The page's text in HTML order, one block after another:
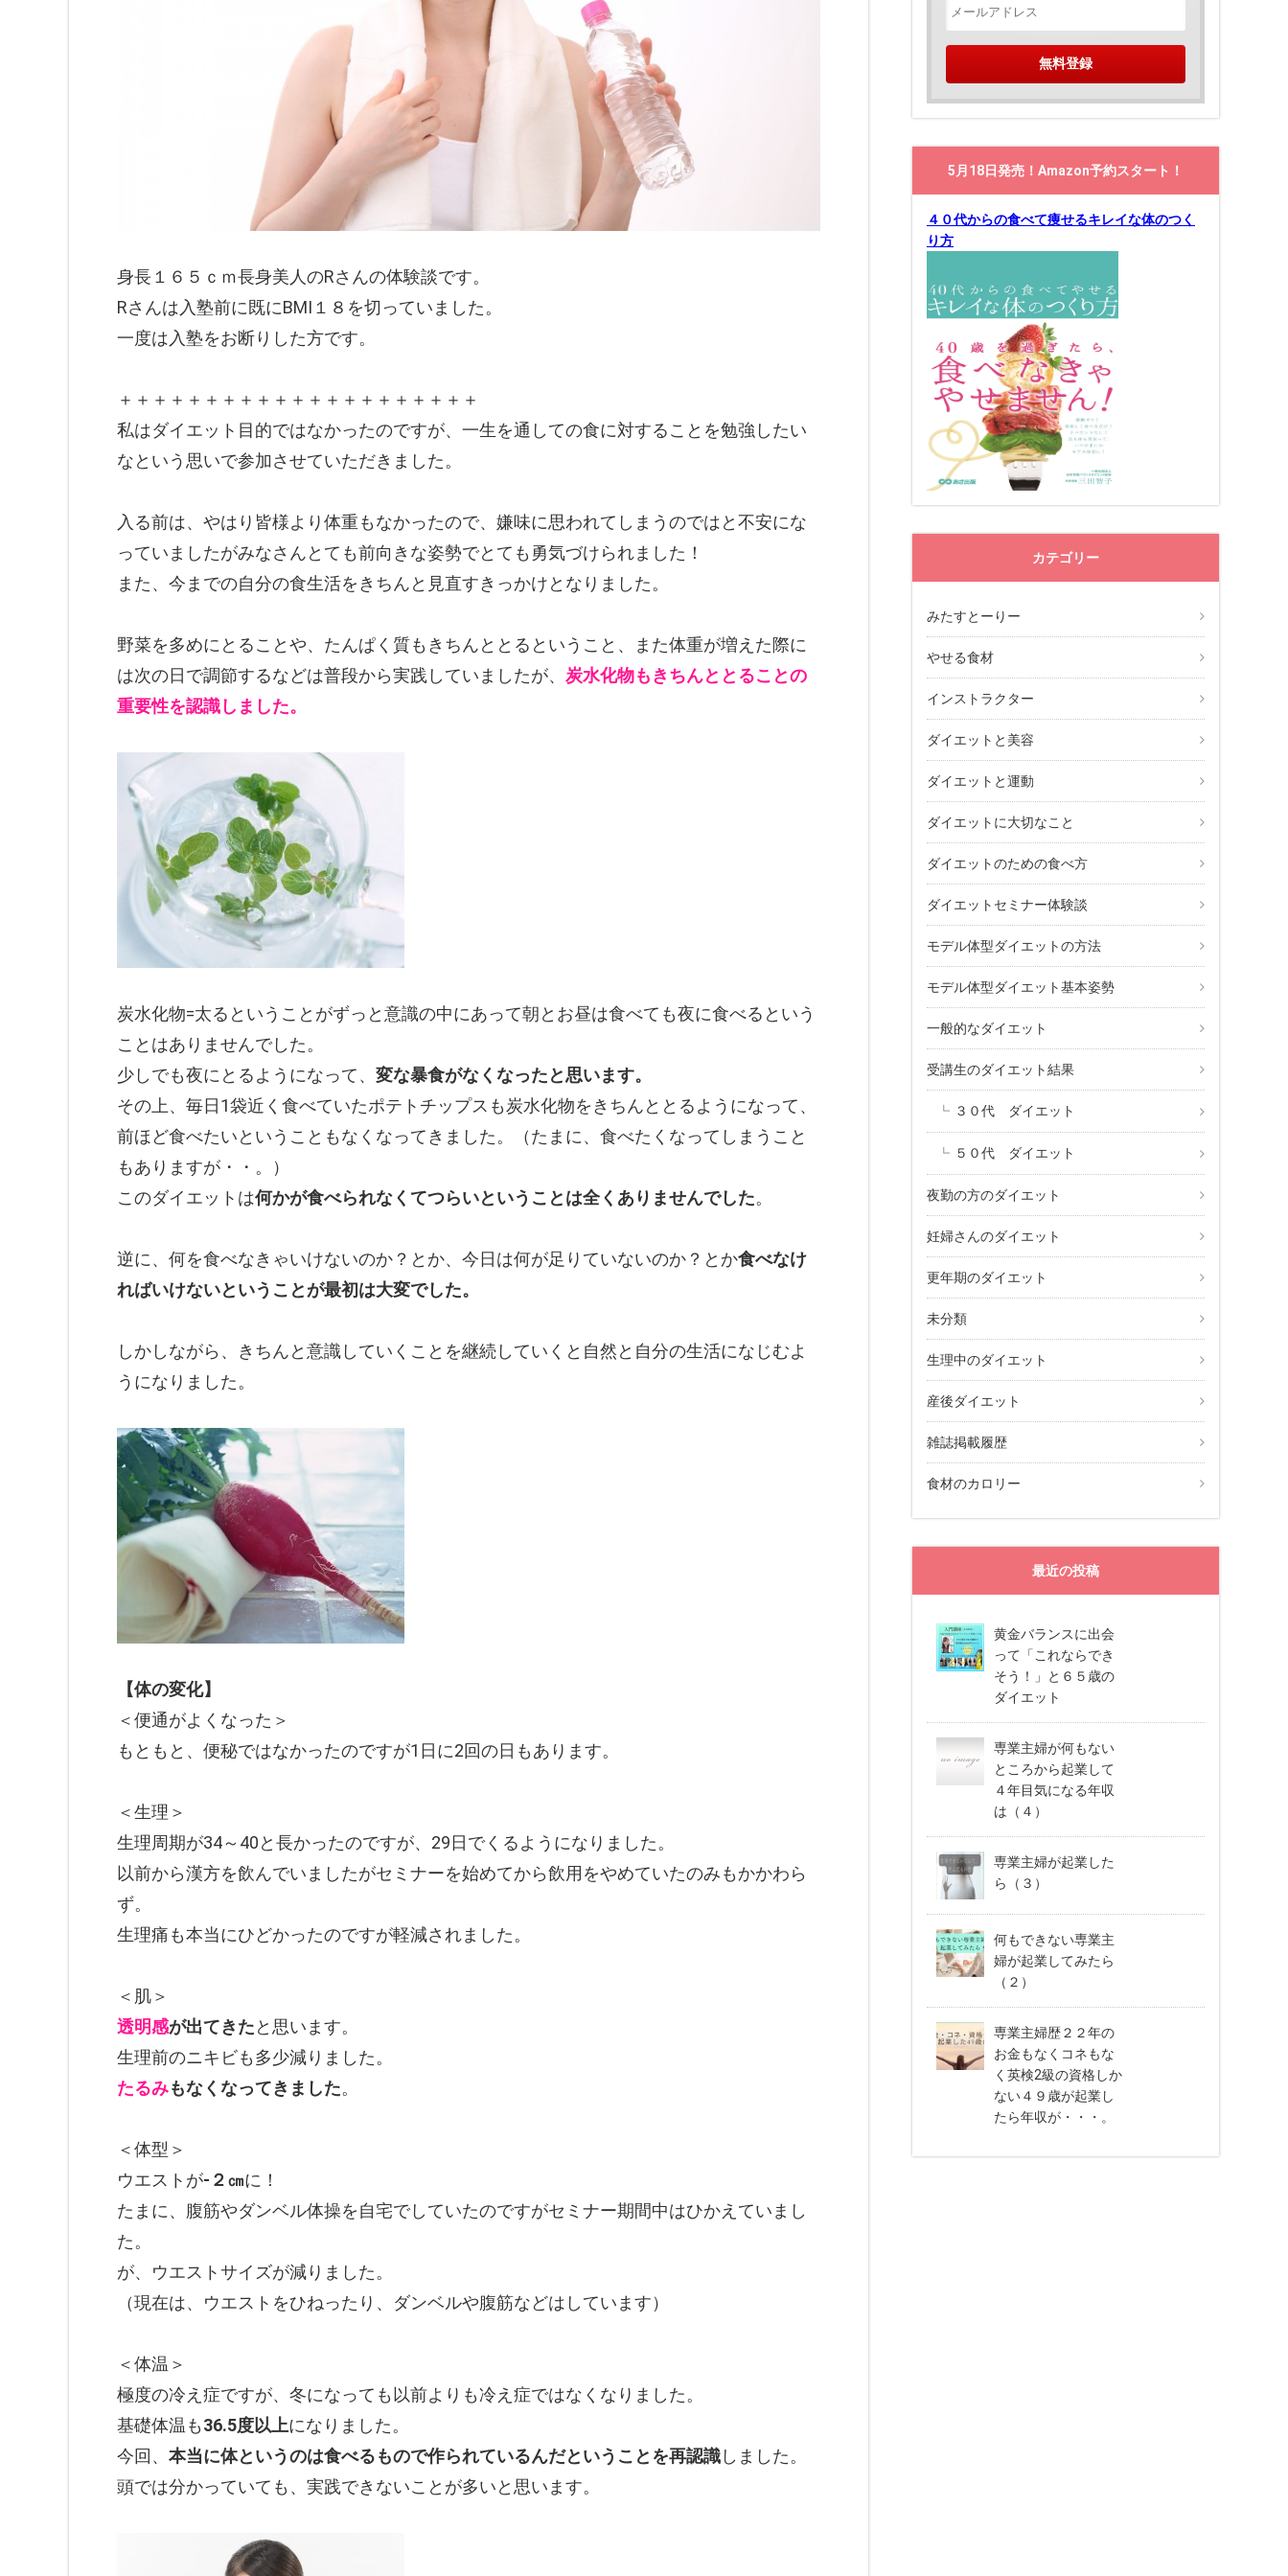
身長１６５ｃｍ長身美人のRさんの体験談です。
Rさんは入塾前に既にBMI１８を切っていました。
一度は入塾をお断りした方です。
＋＋＋＋＋＋＋＋＋＋＋＋＋＋＋＋＋＋＋＋＋
私はダイエット目的ではなかったのですが、一生を通しての食に対することを勉強したい
なという思いで参加させていただきました。
入る前は、やはり皆様より体重もなかったので、嫌味に思われてしまうのではと不安にな
っていましたがみなさんとても前向きな姿勢でとても勇気づけられました！
また、今までの自分の食生活をきちんと見直すきっかけとなりました。
野菜を多めにとることや、たんぱく質もきちんととるということ、また体重が増えた際に
は次の日で調節するなどは普段から実践していましたが、 炭水化物もきちんととることの
重要性を認識しました。
炭水化物=太るということがずっと意識の中にあって朝とお昼は食べても夜に食べるという
ことはありませんでした。
少しでも夜にとるようになって、 変な暴食がなくなったと思います。
その上、毎日1袋近く食べていたポテトチップスも炭水化物をきちんととるようになって、
前ほど食べたいということもなくなってきました。（たまに、食べたくなってしまうこと
もありますが・・。）
このダイエットは何かが食べられなくてつらいということは全くありませんでした。
逆に、何を食べなきゃいけないのか？とか、今日は何が足りていないのか？とか食べなけ
ればいけないということが最初は大変でした。
しかしながら、きちんと意識していくことを継続していくと自然と自分の生活になじむよ
うになりました。
【体の変化】
＜便通がよくなった＞
もともと、便秘ではなかったのですが1日に2回の日もあります。
＜生理＞
生理周期が34～40と長かったのですが、29日でくるようになりました。
以前から漢方を飲んでいましたがセミナーを始めてから飲用をやめていたのみもかかわら
ず。
生理痛も本当にひどかったのですが軽減されました。
＜肌＞
透明感が出てきたと思います。
生理前のニキビも多少減りました。
たるみもなくなってきました。
＜体型＞
ウエストが-２㎝に！
たまに、腹筋やダンベル体操を自宅でしていたのですがセミナー期間中はひかえていまし
た。
が、ウエストサイズが減りました。
（現在は、ウエストをひねったり、ダンベルや腹筋などはしています）
＜体温＞
極度の冷え症ですが、冬になっても以前よりも冷え症ではなくなりました。
基礎体温も36.5度以上になりました。
今回、 本当に体というのは食べるもので作られているんだということを再認識しました。
頭では分かっていても、実践できないことが多いと思います。
5月18日発売！Amazon予約スタート！
４０代からの食べて痩せるキレイな体のつく
り方
カテゴリー
みたすとーりー
やせる食材
インストラクター
ダイエットと美容
ダイエットと運動
ダイエットに大切なこと
ダイエットのための食べ方
ダイエットセミナー体験談
モデル体型ダイエットの方法
モデル体型ダイエット基本姿勢
一般的なダイエット
受講生のダイエット結果
３０代 ダイエット
５０代 ダイエット
夜勤の方のダイエット
妊婦さんのダイエット
更年期のダイエット
未分類
生理中のダイエット
産後ダイエット
雑誌掲載履歴
食材のカロリー
最近の投稿
黄金バランスに出会
って「これならでき
そう！」と６５歳の
ダイエット
専業主婦が何もない
ところから起業して
４年目気になる年収
は（４）
専業主婦が起業した
ら（３）
何もできない専業主
婦が起業してみたら
（２）
専業主婦歴２２年の
お金もなくコネもな
く英検2級の資格しか
ない４９歳が起業し
たら年収が・・・。